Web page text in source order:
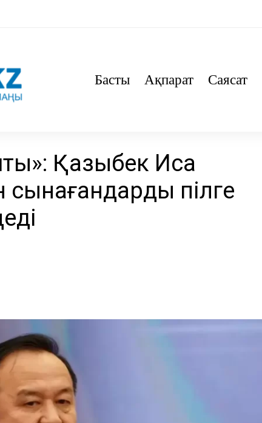
Басты Ақпарат Саясат
Қазыбек Иса
пілге